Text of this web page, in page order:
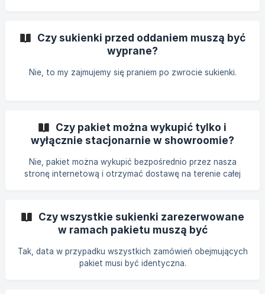
Czy sukienki przed oddaniem muszą być
wyprane?
Nie, to my zajmujemy się praniem po zwrocie sukienki.
Czy pakiet można wykupić tylko i
wyłącznie stacjonarnie w showroomie?
Nie, pakiet można wykupić bezpośrednio przez nasza
stronę internetową i otrzymać dostawę na terenie całej
Czy wszystkie sukienki zarezerwowane
w ramach pakietu muszą być
Tak, data w przypadku wszystkich zamówień obejmujących
pakiet musi być identyczna.